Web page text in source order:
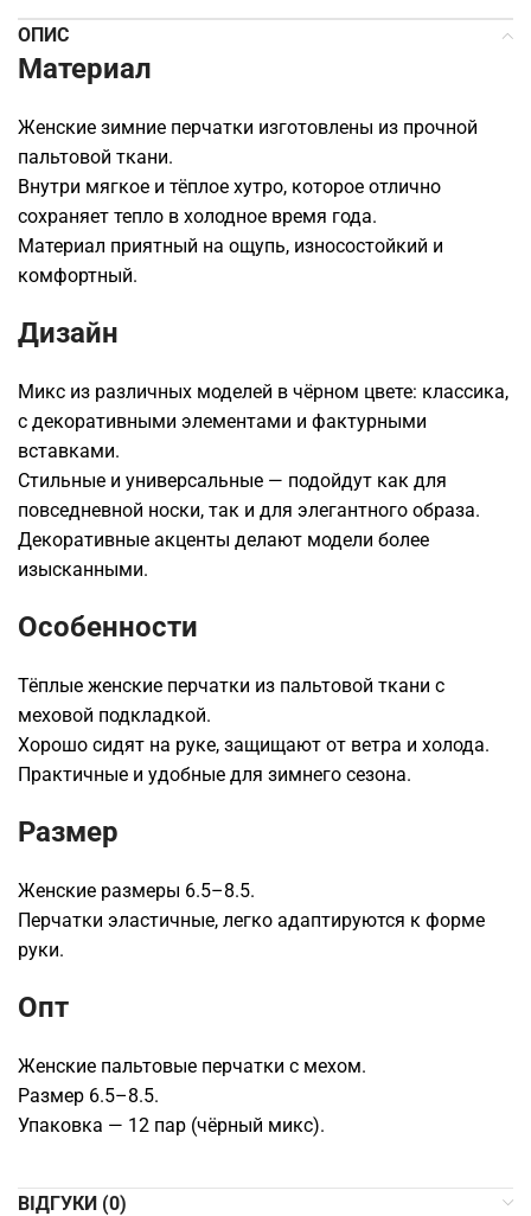
ОПИС
Материал
Женские зимние перчатки изготовлены из прочной
пальтовой ткани.
Внутри мягкое и тёплое хутро, которое отлично
сохраняет тепло в холодное время года.
Материал приятный на ощупь, износостойкий и
комфортный.
Дизайн
Микс из различных моделей в чёрном цвете: классика,
с декоративными элементами и фактурными
вставками.
Стильные и универсальные — подойдут как для
повседневной носки, так и для элегантного образа.
Декоративные акценты делают модели более
изысканными.
Особенности
Тёплые женские перчатки из пальтовой ткани с
меховой подкладкой.
Хорошо сидят на руке, защищают от ветра и холода.
Практичные и удобные для зимнего сезона.
Размер
Женские размеры 6.5–8.5.
Перчатки эластичные, легко адаптируются к форме
руки.
Опт
Женские пальтовые перчатки с мехом.
Размер 6.5–8.5.
Упаковка — 12 пар (чёрный микс).
ВІДГУКИ (0)